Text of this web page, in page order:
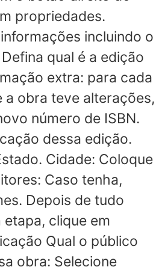
propriedades.
incluindo o
qual é a edição
extra: para cada
a obra teve alterações,
número de ISBN.
dessa edição.
Cidade: Coloque
Caso tenha,
Depois de tudo
clique em
Qual o público
obra: Selecione